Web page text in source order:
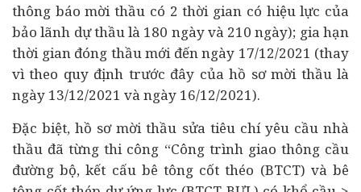
thông báo mời thầu có 2 thời gian có hiệu lực của
bảo lãnh dự thầu là 180 ngày và 210 ngày); gia hạn
thời gian đóng thầu mới đến ngày 17/12/2021 (thay
vì theo quy định trước đây của hồ sơ mời thầu là
ngày 13/12/2021 và ngày 16/12/2021).
Đặc biệt, hồ sơ mời thầu sửa tiêu chí yêu cầu nhà
thầu đã từng thi công “Công trình giao thông cầu
đường bộ, kết cấu bê tông cốt théo (BTCT) và bê